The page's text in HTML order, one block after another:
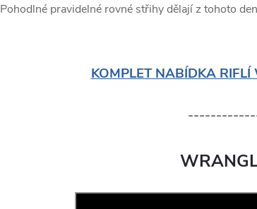
Pohodlné pravidelné rovné střihy dělají z tohoto
KOMPLET NABÍDKA